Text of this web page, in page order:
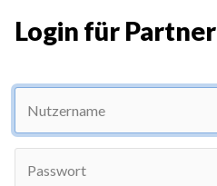
Login für Partner